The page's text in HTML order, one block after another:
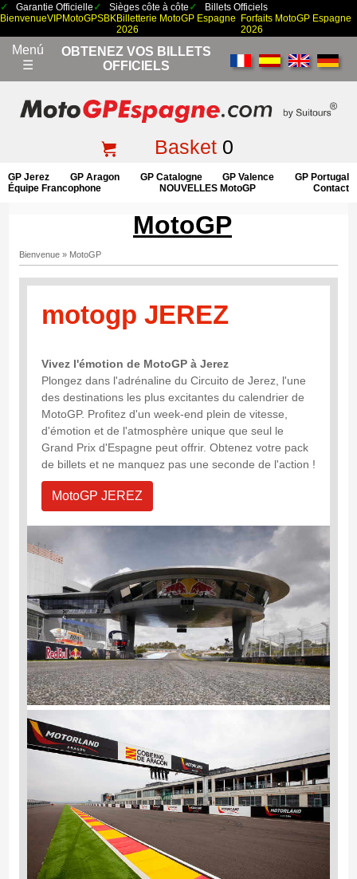
Garantie Officielle Sièges côte à côte
Billets Officiels
BienvenueVIPMotoGPSBKBilletterie MotoGP Espagne
2026
Forfaits MotoGP Espagne
2026
Menú
☰
OBTENEZ VOS BILLETS
OFFICIELS
Basket0
GP Jerez GP Aragon GP Catalogne GP Valence
GP Portugal
Équipe Francophone
NOUVELLES MotoGP Contact
MotoGP
Bienvenue» MotoGP
motogp JEREZ
Vivez l'émotion de MotoGP à Jerez
Plongez dans l'adrénaline du Circuito de Jerez, l'une
des destinations les plus excitantes du calendrier de
MotoGP. Profitez d'un week-end plein de vitesse,
d'émotion et de l'atmosphère unique que seul le
Grand Prix d'Espagne peut offrir. Obtenez votre pack
de billets et ne manquez pas une seconde de l'action !
MotoGP JEREZ